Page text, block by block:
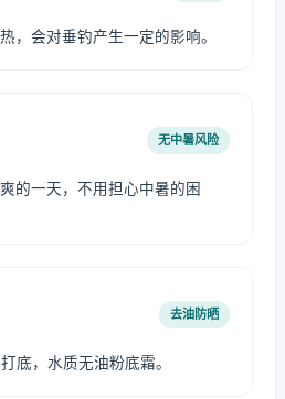
，会对垂钓产生一定的影响。
无中暑风险
的一天，不用担心中暑的困
去油防晒
底，水质无油粉底霜。